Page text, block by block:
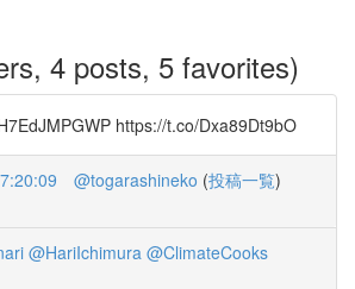
4 posts, 5 favorites)
https://t.co/Dxa89Dt9bO
@togarashineko (投稿一覧)
@HariIchimura @ClimateCooks